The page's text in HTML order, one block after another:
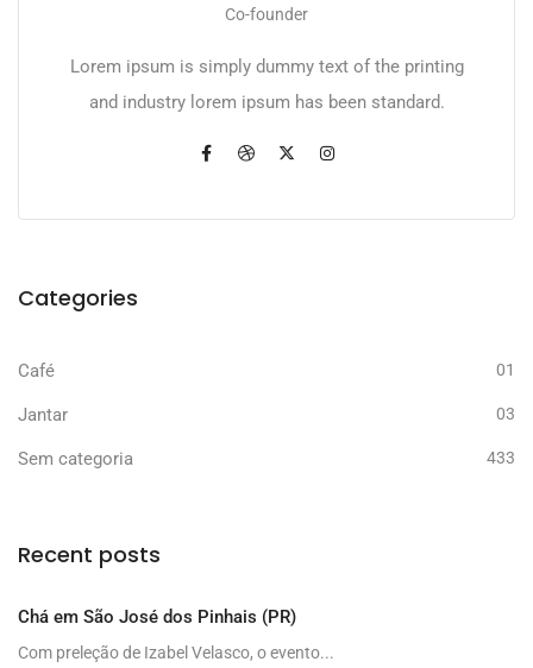
Co-founder
Lorem ipsum is simply dummy text of the printing
and industry lorem ipsum has been standard.
Categories
Café 01
Jantar 03
Sem categoria 433
Recent posts
Chá em São José dos Pinhais (PR)
Com preleção de Izabel Velasco, o evento...